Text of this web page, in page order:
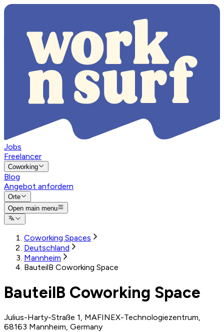
Jobs
Freelancer
Coworking
Blog
Angebot anfordern
Orte
Open main menu
Coworking Spaces
Deutschland
Mannheim
BauteilB Coworking Space
BauteilB Coworking Space
Julius-Harty-Straße 1, MAFINEX-Technologiezentrum,
68163 Mannheim, Germany